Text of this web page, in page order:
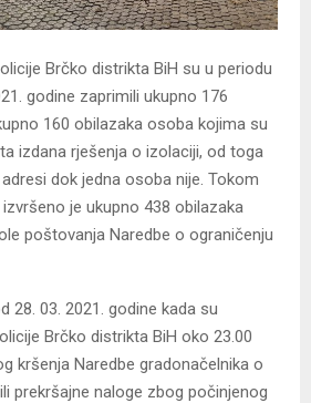
Brčko distrikta BiH su u periodu
godine zaprimili ukupno 176
160 obilazaka osoba kojima su
izdana rješenja o izolaciji, od toga
dok jedna osoba nije. Tokom
je ukupno 438 obilazaka
poštovanja Naredbe o ograničenju
28. 03. 2021. godine kada su
Brčko distrikta BiH oko 23.00
kršenja Naredbe gradonačelnika o
prekršajne naloge zbog počinjenog